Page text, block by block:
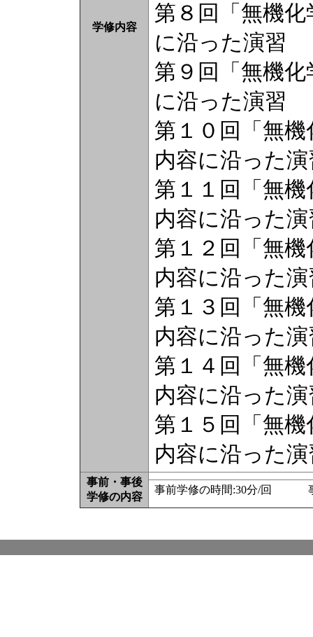
学修内容
第８回「無機
に沿った演習
第９回「無機
に沿った演習
第１０回「無
内容に沿った演
第１１回「無
内容に沿った演
第１２回「無
内容に沿った演
第１３回「無
内容に沿った演
第１４回「無
内容に沿った演
第１５回「無
内容に沿った演
事前・事後
学修の内容
事前学修の時間:30分/回 事